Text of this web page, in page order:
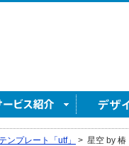
ンプレート「utf」 > 星空 by 椿